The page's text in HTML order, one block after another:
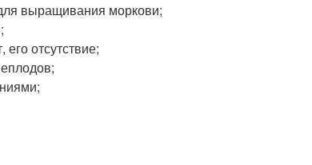
выращивания моркови;
отсутствие;